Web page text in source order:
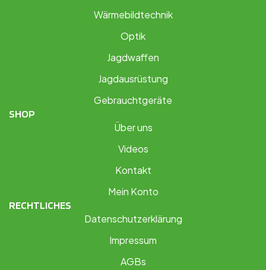
Wärmebildtechnik
Optik
Jagdwaffen
Jagdausrüstung
Gebrauchtgeräte
SHOP
Über uns
Videos
Kontakt
Mein Konto
RECHTLICHES
Datenschutzerklärung
Impressum
AGBs